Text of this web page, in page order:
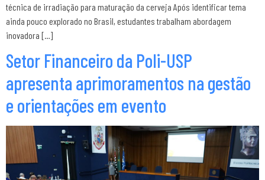
técnica de irradiação para maturação da cerveja Após identificar tema
ainda pouco explorado no Brasil, estudantes trabalham abordagem
inovadora […]
Setor Financeiro da Poli-USP
apresenta aprimoramentos na gestão
e orientações em evento